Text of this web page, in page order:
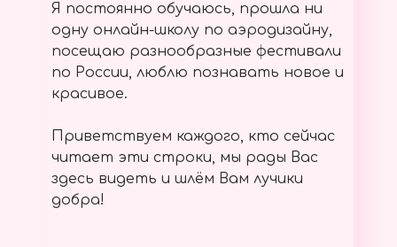
Я постоянно обучаюсь, прошла ни
одну онлайн-школу по аэродизайну,
посещаю разнообразные фестивали
по России, люблю познавать новое и
красивое.
Приветствуем каждого, кто сейчас
читает эти строки, мы рады Вас
здесь видеть и шлём Вам лучики
добра!